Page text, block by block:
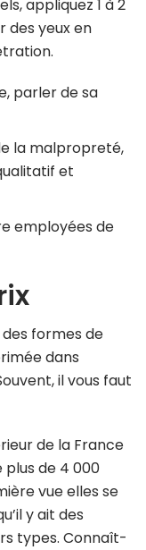
appliquez 1 à 2
des yeux en
parler de sa
la malpropreté,
et
employées de
formes de
dans
il vous faut
de la France
de 4 000
vue elles se
y ait des
types. Connaît-